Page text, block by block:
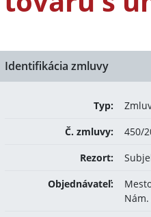
Identifikácia zmluvy
Typ:
Č. zmluvy:
450/
Rezort:
Objednávateľ:
Nám.